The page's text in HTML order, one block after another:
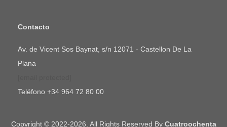
Contacto
Av. de Vicent Sos Baynat, s/n 12071 - Castellon De La
Plana
Teléfono
+34 964 72 80 00
Copyright © 2022-2026. All Rights Reserved By Cuatroochenta